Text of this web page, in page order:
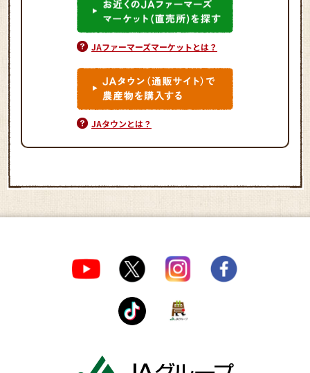
JAファーマーズマーケットとは？
JAタウンとは？